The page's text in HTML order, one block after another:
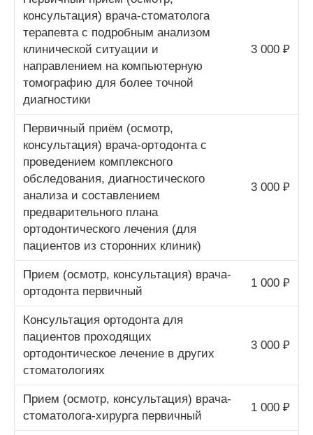
консультация) врача-стоматолога
терапевта с подробным анализом
клинической ситуации и
направлением на компьютерную
томографию для более точной
диагностики
3 000 ₽
Первичный приём (осмотр,
консультация) врача-ортодонта с
проведением комплексного
обследования, диагностического
анализа и составлением
предварительного плана
ортодонтического лечения (для
пациентов из сторонних клиник)
3 000 ₽
Прием (осмотр, консультация) врача-
ортодонта первичный
1 000 ₽
Консультация ортодонта для
пациентов проходящих
ортодонтическое лечение в других
стоматологиях
3 000 ₽
Прием (осмотр, консультация) врача-
стоматолога-хирурга первичный
1 000 ₽